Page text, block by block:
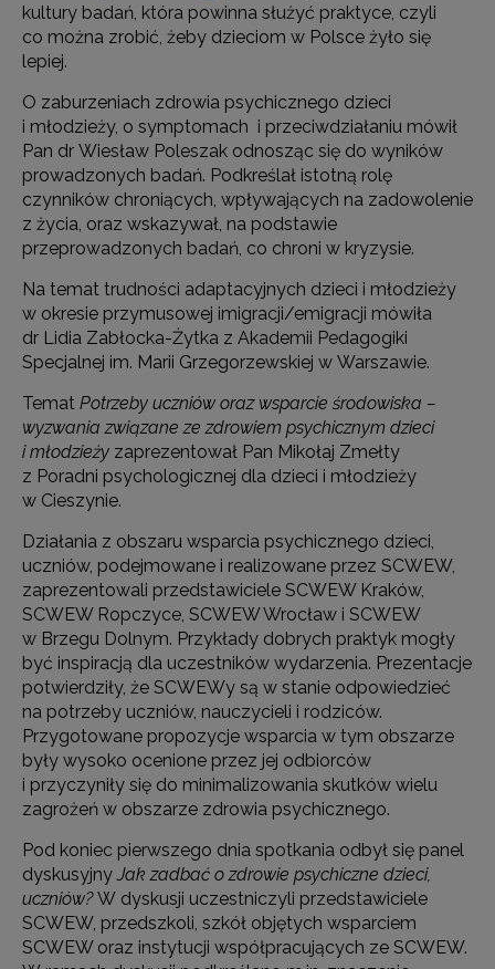
kultury badań, która powinna służyć praktyce, czyli
co można zrobić, żeby dzieciom w Polsce żyło się
lepiej.
O zaburzeniach zdrowia psychicznego dzieci
i młodzieży, o symptomach i przeciwdziałaniu mówił
Pan dr Wiesław Poleszak odnosząc się do wyników
prowadzonych badań. Podkreślał istotną rolę
czynników chroniących, wpływających na zadowolenie
z życia, oraz wskazywał, na podstawie
przeprowadzonych badań, co chroni w kryzysie.
Na temat trudności adaptacyjnych dzieci i młodzieży
w okresie przymusowej imigracji/emigracji mówiła
dr Lidia Zabłocka-Żytka z Akademii Pedagogiki
Specjalnej im. Marii Grzegorzewskiej w Warszawie.
Temat Potrzeby uczniów oraz wsparcie środowiska –
wyzwania związane ze zdrowiem psychicznym dzieci
i młodzieży zaprezentował Pan Mikołaj Zmełty
z Poradni psychologicznej dla dzieci i młodzieży
w Cieszynie.
Działania z obszaru wsparcia psychicznego dzieci,
uczniów, podejmowane i realizowane przez SCWEW,
zaprezentowali przedstawiciele SCWEW Kraków,
SCWEW Ropczyce, SCWEW Wrocław i SCWEW
w Brzegu Dolnym. Przykłady dobrych praktyk mogły
być inspiracją dla uczestników wydarzenia. Prezentacje
potwierdziły, że SCWEWy są w stanie odpowiedzieć
na potrzeby uczniów, nauczycieli i rodziców.
Przygotowane propozycje wsparcia w tym obszarze
były wysoko ocenione przez jej odbiorców
i przyczyniły się do minimalizowania skutków wielu
zagrożeń w obszarze zdrowia psychicznego.
Pod koniec pierwszego dnia spotkania odbył się panel
dyskusyjnyJak zadbać o zdrowie psychiczne dzieci,
uczniów?W dyskusji uczestniczyli przedstawiciele
SCWEW, przedszkoli, szkół objętych wsparciem
SCWEW oraz instytucji współpracujących ze SCWEW.